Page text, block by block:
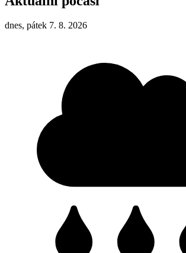
dnes, pátek 7. 8. 2026